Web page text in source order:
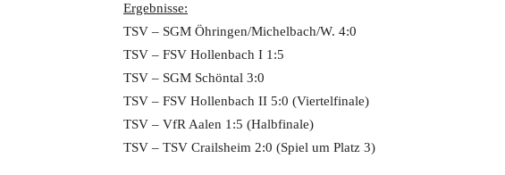
Ergebnisse:
TSV – SGM Öhringen/Michelbach/W. 4:0
TSV – FSV Hollenbach I 1:5
TSV – SGM Schöntal 3:0
TSV – FSV Hollenbach II 5:0 (Viertelfinale)
TSV – VfR Aalen 1:5 (Halbfinale)
TSV – TSV Crailsheim 2:0 (Spiel um Platz 3)